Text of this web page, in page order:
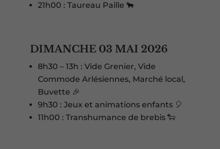
21h00 : Taureau Paille 🐂
DIMANCHE 03 MAI 2026
8h30 – 13h : Vide Grenier, Vide
Commode Arlésiennes, Marché local,
Buvette 🎉
9h30 : Jeux et animations enfants 🎈
11h00 : Transhumance de brebis 🐑